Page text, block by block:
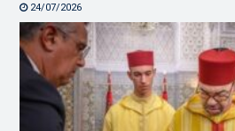
24/07/2026